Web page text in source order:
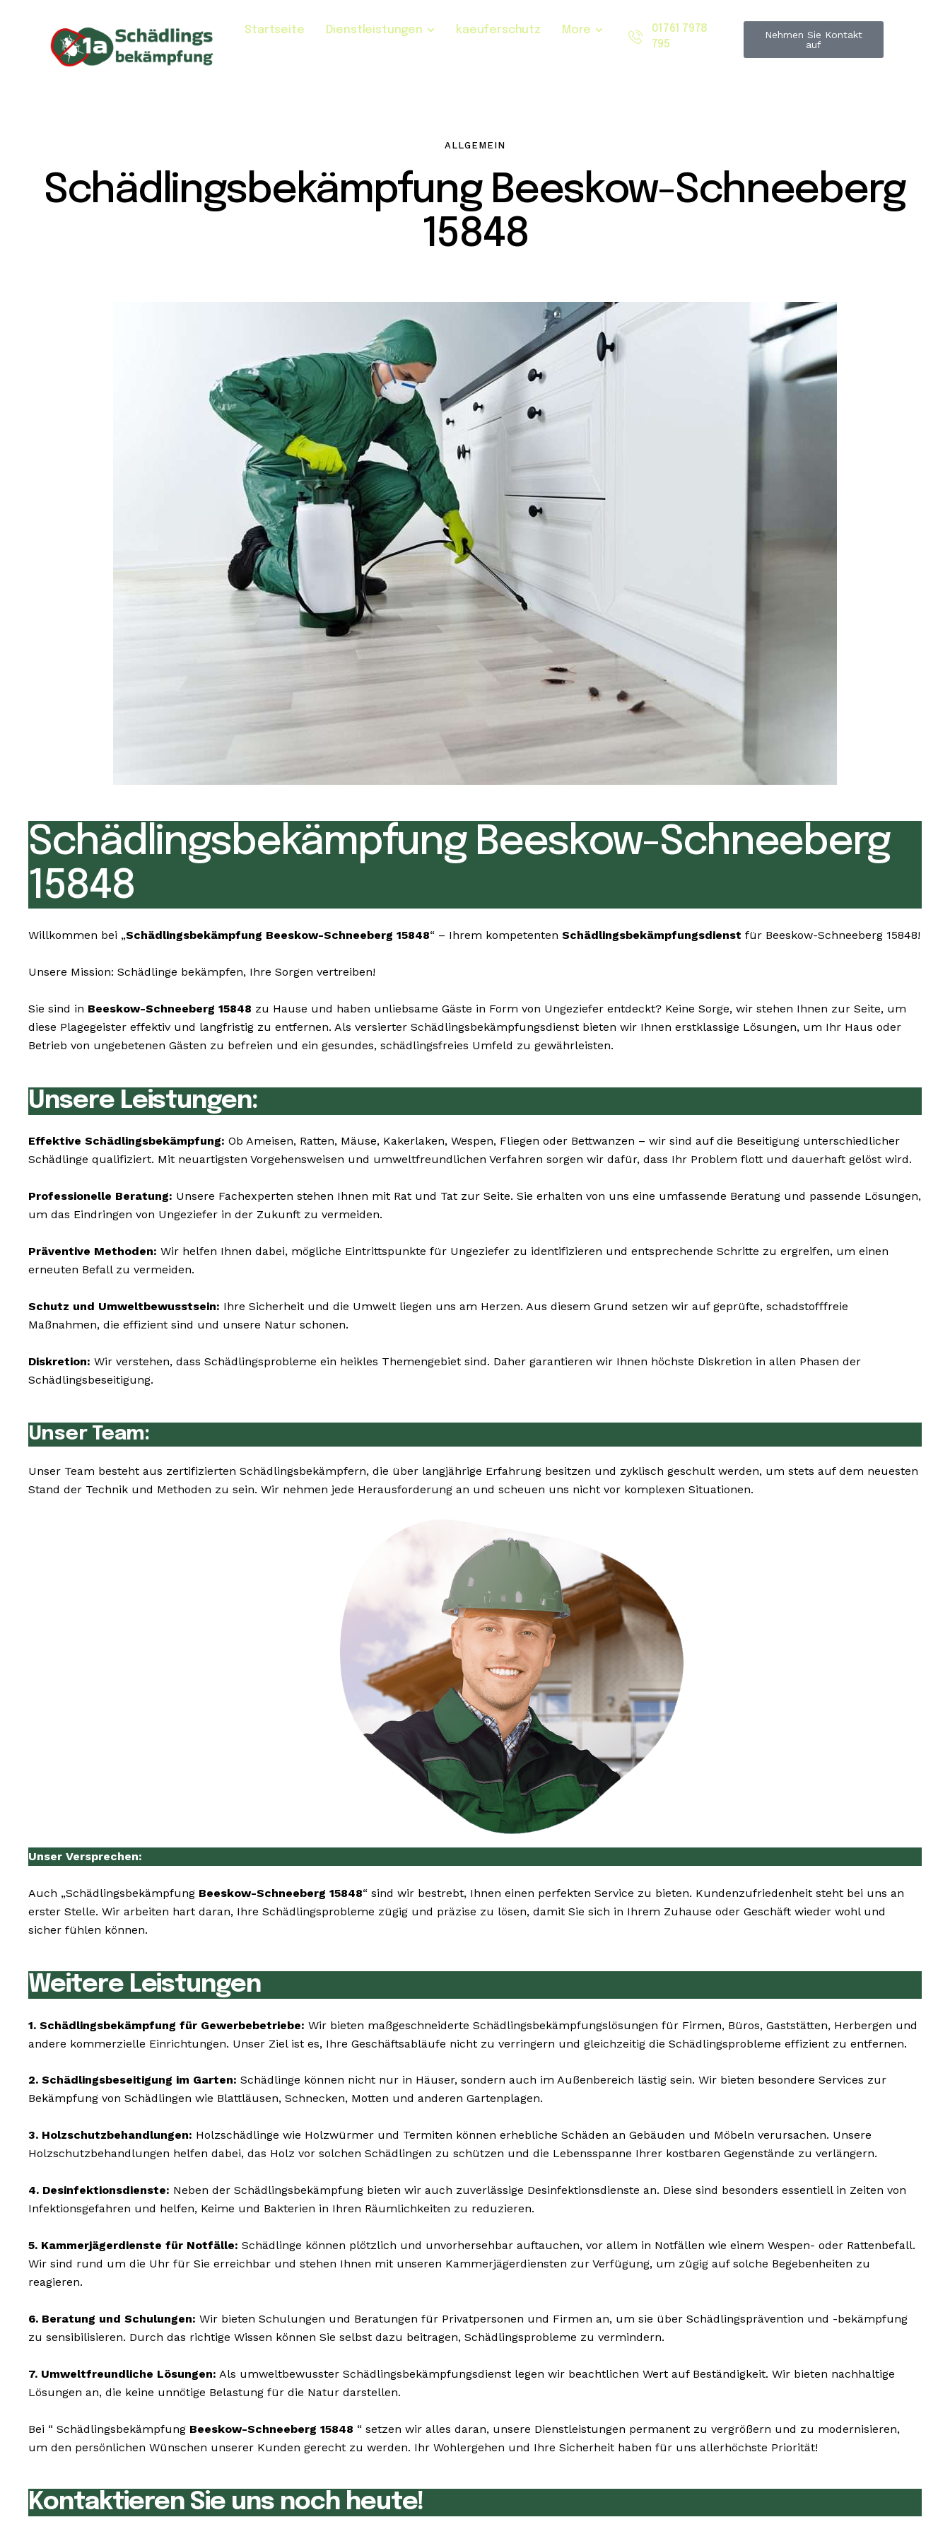
Startseite Dienstleistungen kaeuferschutz More
01761 7978
795
Nehmen Sie Kontakt
auf
ALLGEMEIN
Schädlingsbekämpfung Beeskow-Schneeberg
15848
Schädlingsbekämpfung Beeskow-Schneeberg
15848
Willkommen bei „Schädlingsbekämpfung Beeskow-Schneeberg 15848“ – Ihrem kompetenten Schädlingsbekämpfungsdienst für Beeskow-Schneeberg 15848!
Unsere Mission: Schädlinge bekämpfen, Ihre Sorgen vertreiben!
Sie sind in Beeskow-Schneeberg 15848 zu Hause und haben unliebsame Gäste in Form von Ungeziefer entdeckt? Keine Sorge, wir stehen Ihnen zur Seite, um
diese Plagegeister effektiv und langfristig zu entfernen. Als versierter Schädlingsbekämpfungsdienst bieten wir Ihnen erstklassige Lösungen, um Ihr Haus oder
Betrieb von ungebetenen Gästen zu befreien und ein gesundes, schädlingsfreies Umfeld zu gewährleisten.
Unsere Leistungen:
Effektive Schädlingsbekämpfung: Ob Ameisen, Ratten, Mäuse, Kakerlaken, Wespen, Fliegen oder Bettwanzen – wir sind auf die Beseitigung unterschiedlicher
Schädlinge qualifiziert. Mit neuartigsten Vorgehensweisen und umweltfreundlichen Verfahren sorgen wir dafür, dass Ihr Problem flott und dauerhaft gelöst wird.
Professionelle Beratung: Unsere Fachexperten stehen Ihnen mit Rat und Tat zur Seite. Sie erhalten von uns eine umfassende Beratung und passende Lösungen,
um das Eindringen von Ungeziefer in der Zukunft zu vermeiden.
Präventive Methoden: Wir helfen Ihnen dabei, mögliche Eintrittspunkte für Ungeziefer zu identifizieren und entsprechende Schritte zu ergreifen, um einen
erneuten Befall zu vermeiden.
Schutz und Umweltbewusstsein: Ihre Sicherheit und die Umwelt liegen uns am Herzen. Aus diesem Grund setzen wir auf geprüfte, schadstofffreie
Maßnahmen, die effizient sind und unsere Natur schonen.
Diskretion: Wir verstehen, dass Schädlingsprobleme ein heikles Themengebiet sind. Daher garantieren wir Ihnen höchste Diskretion in allen Phasen der
Schädlingsbeseitigung.
Unser Team:
Unser Team besteht aus zertifizierten Schädlingsbekämpfern, die über langjährige Erfahrung besitzen und zyklisch geschult werden, um stets auf dem neuesten
Stand der Technik und Methoden zu sein. Wir nehmen jede Herausforderung an und scheuen uns nicht vor komplexen Situationen.
Unser Versprechen:
Auch „Schädlingsbekämpfung Beeskow-Schneeberg 15848“ sind wir bestrebt, Ihnen einen perfekten Service zu bieten. Kundenzufriedenheit steht bei uns an
erster Stelle. Wir arbeiten hart daran, Ihre Schädlingsprobleme zügig und präzise zu lösen, damit Sie sich in Ihrem Zuhause oder Geschäft wieder wohl und
sicher fühlen können.
Weitere Leistungen
1. Schädlingsbekämpfung für Gewerbebetriebe: Wir bieten maßgeschneiderte Schädlingsbekämpfungslösungen für Firmen, Büros, Gaststätten, Herbergen und
andere kommerzielle Einrichtungen. Unser Ziel ist es, Ihre Geschäftsabläufe nicht zu verringern und gleichzeitig die Schädlingsprobleme effizient zu entfernen.
2. Schädlingsbeseitigung im Garten: Schädlinge können nicht nur in Häuser, sondern auch im Außenbereich lästig sein. Wir bieten besondere Services zur
Bekämpfung von Schädlingen wie Blattläusen, Schnecken, Motten und anderen Gartenplagen.
3. Holzschutzbehandlungen: Holzschädlinge wie Holzwürmer und Termiten können erhebliche Schäden an Gebäuden und Möbeln verursachen. Unsere
Holzschutzbehandlungen helfen dabei, das Holz vor solchen Schädlingen zu schützen und die Lebensspanne Ihrer kostbaren Gegenstände zu verlängern.
4. Desinfektionsdienste: Neben der Schädlingsbekämpfung bieten wir auch zuverlässige Desinfektionsdienste an. Diese sind besonders essentiell in Zeiten von
Infektionsgefahren und helfen, Keime und Bakterien in Ihren Räumlichkeiten zu reduzieren.
5. Kammerjägerdienste für Notfälle: Schädlinge können plötzlich und unvorhersehbar auftauchen, vor allem in Notfällen wie einem Wespen- oder Rattenbefall.
Wir sind rund um die Uhr für Sie erreichbar und stehen Ihnen mit unseren Kammerjägerdiensten zur Verfügung, um zügig auf solche Begebenheiten zu
reagieren.
6. Beratung und Schulungen: Wir bieten Schulungen und Beratungen für Privatpersonen und Firmen an, um sie über Schädlingsprävention und -bekämpfung
zu sensibilisieren. Durch das richtige Wissen können Sie selbst dazu beitragen, Schädlingsprobleme zu vermindern.
7. Umweltfreundliche Lösungen: Als umweltbewusster Schädlingsbekämpfungsdienst legen wir beachtlichen Wert auf Beständigkeit. Wir bieten nachhaltige
Lösungen an, die keine unnötige Belastung für die Natur darstellen.
Bei “ Schädlingsbekämpfung Beeskow-Schneeberg 15848 “ setzen wir alles daran, unsere Dienstleistungen permanent zu vergrößern und zu modernisieren,
um den persönlichen Wünschen unserer Kunden gerecht zu werden. Ihr Wohlergehen und Ihre Sicherheit haben für uns allerhöchste Priorität!
Kontaktieren Sie uns noch heute!